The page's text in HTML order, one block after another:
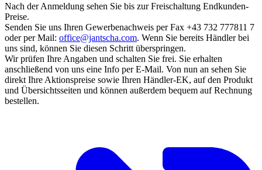
Nach der Anmeldung sehen Sie bis zur Freischaltung Endkunden-
Preise.
Senden Sie uns Ihren Gewerbenachweis per Fax +43 732 777811 7
oder per Mail: office@jantscha.com. Wenn Sie bereits Händler bei
uns sind, können Sie diesen Schritt überspringen.
Wir prüfen Ihre Angaben und schalten Sie frei. Sie erhalten
anschließend von uns eine Info per E-Mail. Von nun an sehen Sie
direkt Ihre Aktionspreise sowie Ihren Händler-EK, auf den Produkt
und Übersichtsseiten und können außerdem bequem auf Rechnung
bestellen.